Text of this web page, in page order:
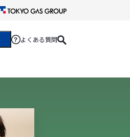
よくある質問